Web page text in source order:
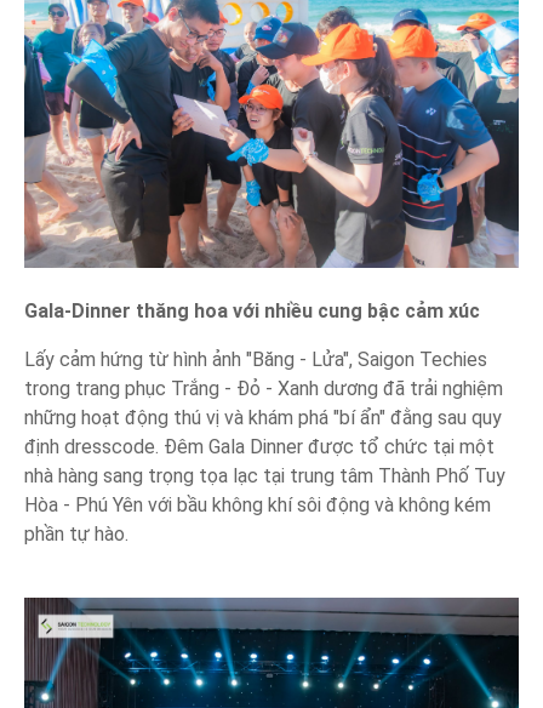
Gala-Dinner thăng hoa với nhiều cung bậc cảm xúc
Lấy cảm hứng từ hình ảnh "Băng - Lửa", Saigon Techies
trong trang phục Trắng - Đỏ - Xanh dương đã trải nghiệm
những hoạt động thú vị và khám phá "bí ẩn" đằng sau quy
định dresscode. Đêm Gala Dinner được tổ chức tại một
nhà hàng sang trọng tọa lạc tại trung tâm Thành Phố Tuy
Hòa - Phú Yên với bầu không khí sôi động và không kém
phần tự hào.